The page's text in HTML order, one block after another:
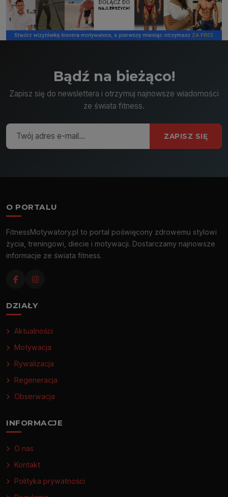
Bądź na bieżąco!
Zapisz się do newslettera i otrzymuj najnowsze wiadomości
ze świata fitness.
ZAPISZ SIĘ
O PORTALU
FitnessMotywatory.pl to portal poświęcony zdrowemu stylowi
życia, treningowi, diecie i motywacji. Dostarczamy najnowsze
informacje ze świata fitness.
DZIAŁY
Aktualności
Motywacja
Rywalizacja
Regeneracja
Obserwacja
INFORMACJE
O nas
Kontakt
Polityka prywatności